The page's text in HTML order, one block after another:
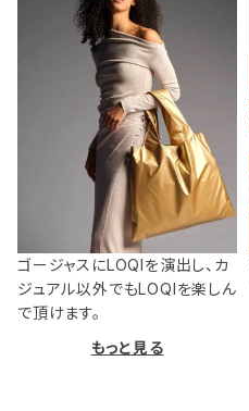
ゴージャスにLOQIを演出し、カ
ジュアル以外でもLOQIを楽しん
で頂けます。
もっと見る